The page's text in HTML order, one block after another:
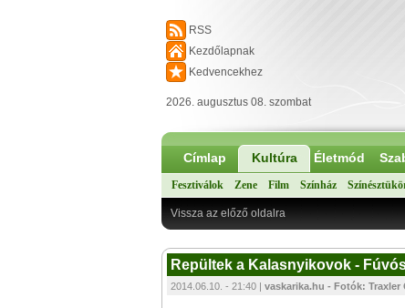
RSS
Kezdőlapnak
Kedvencekhez
2026. augusztus 08. szombat
Címlap Kultúra Életmód
Fesztiválok Zene Film Színház
Vissza az előző oldalra
Repültek a Kalasnyikovok -
2014.06.10. - 21:40 | vaskarika.hu - Fotók: Traxler